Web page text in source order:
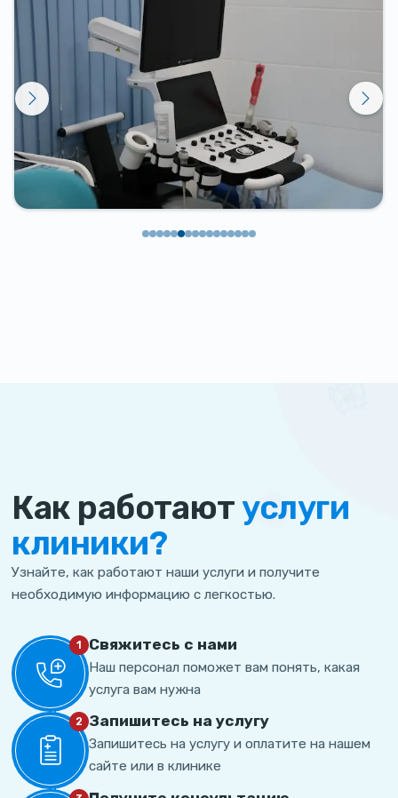
Как работают услуги
клиники?
Узнайте, как работают наши услуги и получите
необходимую информацию с легкостью.
1 Свяжитесь с нами
Наш персонал поможет вам понять, какая
услуга вам нужна
2 Запишитесь на услугу
Запишитесь на услугу и оплатите на нашем
сайте или в клинике